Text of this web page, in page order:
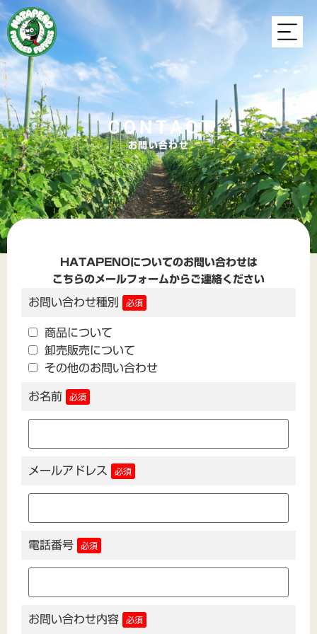
CONTACT
お問い合わせ
HATAPENOについてのお問い合わせは
こちらのメールフォームからご連絡ください
お問い合わせ種別 必須
商品について
卸売販売について
その他のお問い合わせ
お名前 必須
メールアドレス 必須
電話番号 必須
お問い合わせ内容 必須